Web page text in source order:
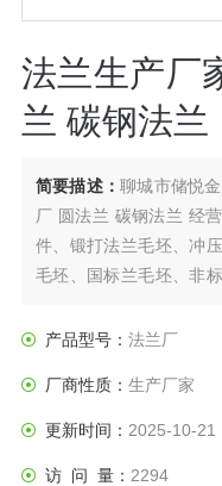
法兰生产厂
兰 碳钢法兰
简要描述：聊城市储悦
厂 圆法兰 碳钢法兰 经
件、锻打法兰毛坯、冲
毛坯、国标兰毛坯、非
产品型号： 法兰厂
厂商性质： 生产厂家
更新时间： 2025-10-21
访 问 量： 2294